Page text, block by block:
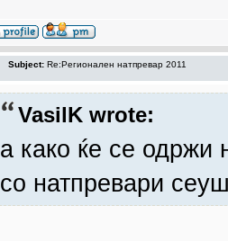
Subject: Re:Регионален натпревар 2011
VasilK wrote:
а како ќе се одржи
со натпревари